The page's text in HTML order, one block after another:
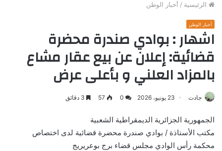
الرئيسية / أخبار الوطن
أخبار الوطن
اشهار : بوادي صندرة محضرة
قضائية: إعلان عن بيع عقار مشاع
بالمزاد العلني و بأعلى عرض
جادت 23 يونيو، 2026 0
57
الجمهورية الجزائرية الديمقراطية الشعبية
مكتب الأستاذة / بوادي صندرة محضرة قضائية لدى اختصاص
محكمة رأس الوادي مجلس قضاء برج بوعريريج